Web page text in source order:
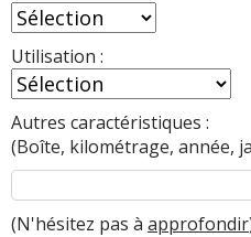
Utilisation :
Autres caractéristiques :
(Boîte, kilométrage, année,
(N'hésitez pas à approfondir